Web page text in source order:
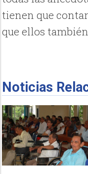
tienen que
que ellos
Noticias